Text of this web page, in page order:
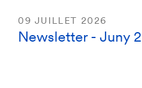
09 JUILLET 2026
Newsletter - Juny